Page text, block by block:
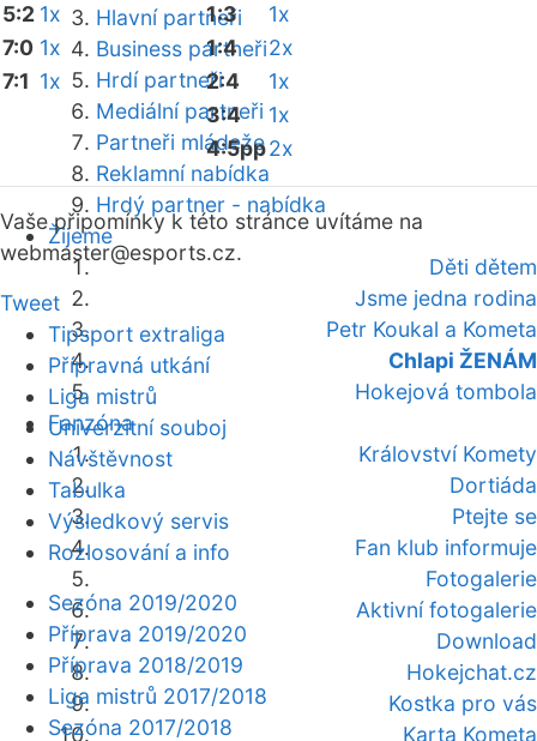
Hlavní partneři
Business partneři
Hrdí partneři
Mediální partneři
Partneři mládeže
Reklamní nabídka
Hrdý partner - nabídka
Žijeme
Děti dětem
Jsme jedna rodina
Petr Koukal a Kometa
Chlapi ŽENÁM
Hokejová tombola
Fanzóna
Království Komety
Dortiáda
Ptejte se
Fan klub informuje
Fotogalerie
Aktivní fotogalerie
Download
Hokejchat.cz
Kostka pro vás
Karta Kometa
5:2 1x
7:0 1x
7:1 1x
1:3
1x
1:4
2x
2:4
1x
3:4
1x
4:5pp2x
Vaše připomínky k této stránce uvítáme na
webmaster@esports.cz.
Tweet
Tipsport extraliga
Přípravná utkání
Liga mistrů
Univerzitní souboj
Návštěvnost
Tabulka
Výsledkový servis
Rozlosování a info
Sezóna 2019/2020
Příprava 2019/2020
Příprava 2018/2019
Liga mistrů 2017/2018
Sezóna 2017/2018